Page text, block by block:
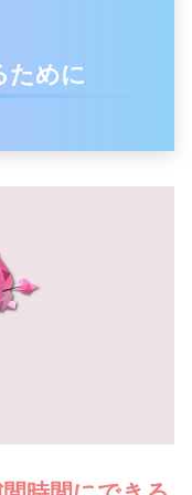
ために